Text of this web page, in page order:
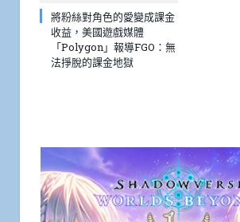
將粉絲對角色的愛變成課金
收益，美國遊戲媒體
「Polygon」報導FGO：無
法掙脫的課金地獄